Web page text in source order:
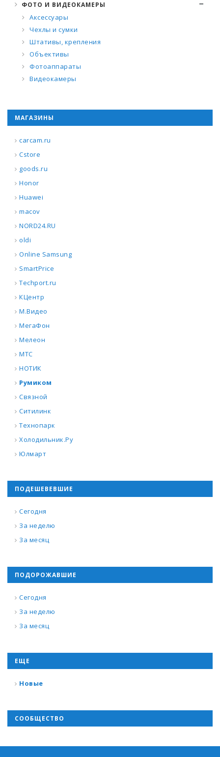
ФОТО И ВИДЕОКАМЕРЫ
Аксессуары
Чехлы и сумки
Штативы, крепления
Объективы
Фотоаппараты
Видеокамеры
МАГАЗИНЫ
carcam.ru
Cstore
goods.ru
Honor
Huawei
macov
NORD24.RU
oldi
Online Samsung
SmartPrice
Techport.ru
КЦентр
М.Видео
МегаФон
Мелеон
МТС
НОТИК
Румиком
Связной
Ситилинк
Технопарк
Холодильник.Ру
Юлмарт
ПОДЕШЕВЕВШИЕ
Сегодня
За неделю
За месяц
ПОДОРОЖАВШИЕ
Сегодня
За неделю
За месяц
ЕЩЕ
Новые
СООБЩЕСТВО